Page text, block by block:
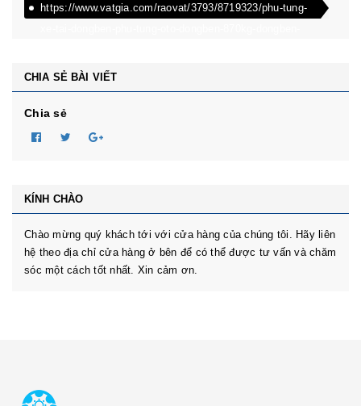
https://www.vatgia.com/raovat/3793/8719323/phu-tung-
CHIA SẺ BÀI VIẾT
Chia sẻ
KÍNH CHÀO
Chào mừng quý khách tới với cửa hàng của chúng tôi. Hãy liên
hệ theo địa chỉ cửa hàng ở bên để có thể được tư vấn và chăm
sóc một cách tốt nhất. Xin cảm ơn.